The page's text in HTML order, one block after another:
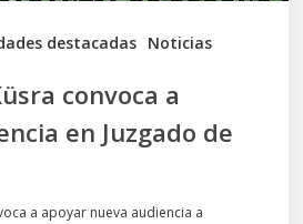
destacadas Noticias
convoca a
en Juzgado de
a apoyar nueva audiencia a